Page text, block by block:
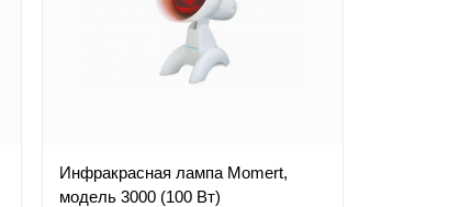
Инфракрасная лампа Momert,
модель 3000 (100 Вт)